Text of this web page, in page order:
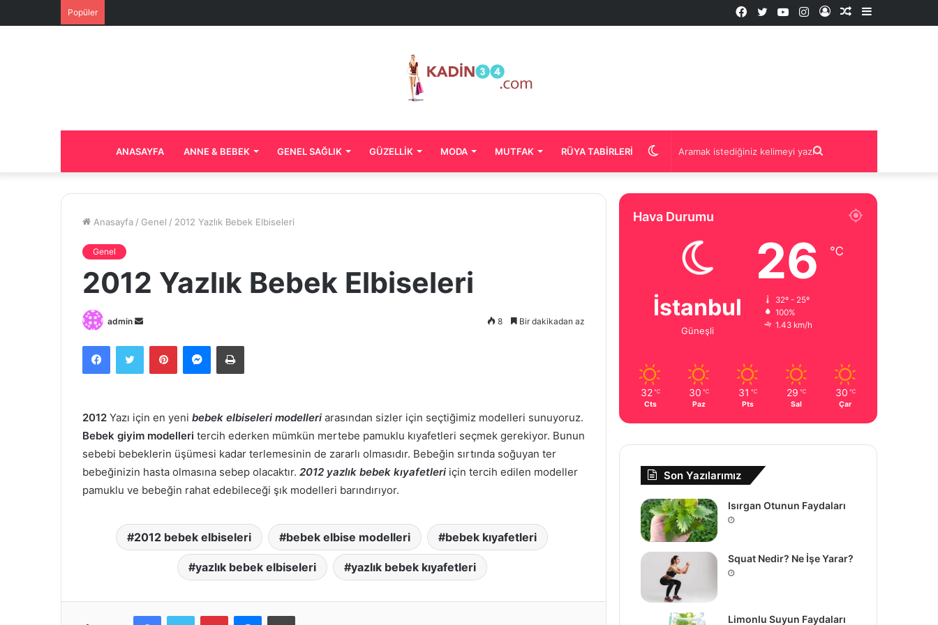
Popüler
Kenar
Rastgele
Kayıt
Instagram
YouTube
Twitter
Facebook
ANASAYFA ANNE & BEBEK GENEL SAĞLIK GÜZELLIK MODA MUTFAK RÜYA TABIRLERI Aramak
istediğiniz
görünümü
Anasayfa / Genel / 2012 Yazlık Bebek Elbiseleri
Genel
2012 Yazlık Bebek Elbiseleri
admin
Bir
posta
göndermek
8 Bir dakikadan az
FacebookTwitter PinterestMessenger
Print
2012 Yazı için en yeni bebek elbiseleri modelleri arasından sizler için seçtiğimiz modelleri sunuyoruz.
Bebek giyim modelleri tercih ederken mümkün mertebe pamuklu kıyafetleri seçmek gerekiyor. Bunun
sebebi bebeklerin üşümesi kadar terlemesinin de zararlı olmasıdır. Bebeğin sırtında soğuyan ter
bebeğinizin hasta olmasına sebep olacaktır. 2012 yazlık bebek kıyafetleri için tercih edilen modeller
pamuklu ve bebeğin rahat edebileceği şık modelleri barındırıyor.
2012 bebek elbiseleri bebek elbise modelleri bebek kıyafetleri
yazlık bebek elbiseleri yazlık bebek kıyafetleri
FacebookTwitter PinterestMessenger
Print
Hava Durumu
İstanbul
Güneşli
26 ℃
32º - 25º
100%
1.43 km/h
32 ℃
Cts
30 ℃
Paz
31 ℃
Pts
29 ℃
Sal
30 ℃
Çar
Son Yazılarımız
Isırgan Otunun Faydaları
Squat Nedir? Ne İşe Yarar?
Limonlu Suyun Faydaları